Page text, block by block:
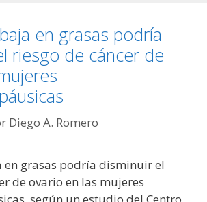
en grasas podría
riesgo de cáncer de
Diego A. Romero
en grasas podría disminuir el
de ovario en las mujeres
según un estudio del Centro